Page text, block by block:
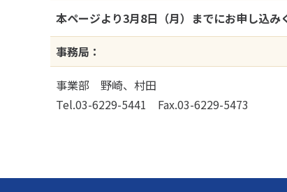
本ページより3月8日（月）までにお申し込み
事務局：
事業部 野崎、村田
Tel.03-6229-5441 Fax.03-6229-5473